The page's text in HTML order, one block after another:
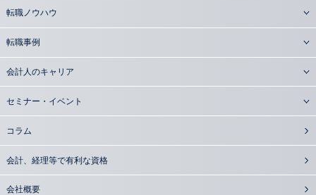
転職ノウハウ
転職事例
会計人のキャリア
セミナー・イベント
コラム
会計、経理等で有利な資格
会社概要